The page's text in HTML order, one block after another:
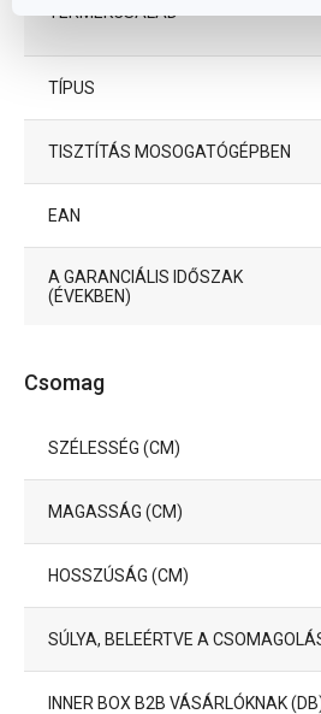
TERMÉKCSALÁD
TÍPUS
TISZTÍTÁS MOSOGATÓGÉPBEN
EAN
A GARANCIÁLIS IDŐSZAK
(ÉVEKBEN)
Csomag
SZÉLESSÉG (CM)
MAGASSÁG (CM)
HOSSZÚSÁG (CM)
SÚLYA, BELEÉRTVE A
INNER BOX B2B VÁSÁRLÓKNAK